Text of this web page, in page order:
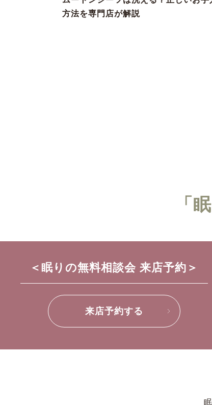
方法を専門店が解説
「
＜眠りの無料相談会 来店予約＞
来店予約する